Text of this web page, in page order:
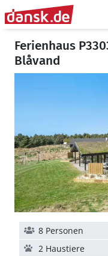
Ferienhaus
Blåvand
8 Personen
2 Haustiere